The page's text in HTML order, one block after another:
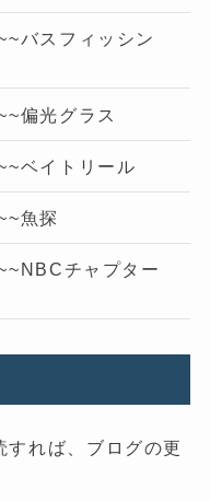
バスフィッシン
偏光グラス
ベイトリール
魚探
チャプター
すれば、ブログの更